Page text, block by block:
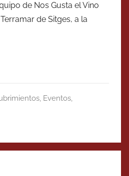
de Nos Gusta el Vino
de Sitges, a la
, Eventos,